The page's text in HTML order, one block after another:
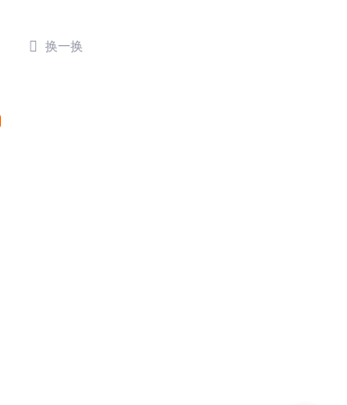
 换一换